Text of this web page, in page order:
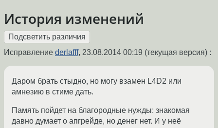
История изменений
Исправление derlafff, 23.08.2014 00:19 (текущая версия) :
Даром брать стыдно, но могу взамен L4D2 или
амнезию в стиме дать.
Память пойдет на благородные нужды: знакомая
давно думает о апгрейде, но денег нет. И у неё